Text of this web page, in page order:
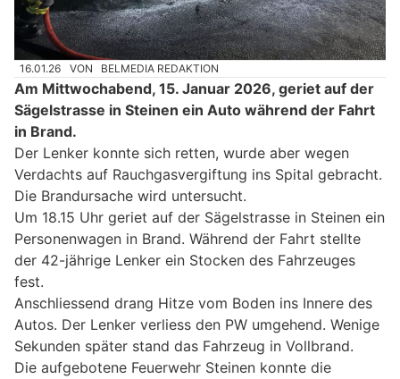
16.01.26 VON BELMEDIA REDAKTION
Am Mittwochabend, 15. Januar 2026, geriet auf der
Sägelstrasse in Steinen ein Auto während der Fahrt
in Brand.
Der Lenker konnte sich retten, wurde aber wegen
Verdachts auf Rauchgasvergiftung ins Spital gebracht.
Die Brandursache wird untersucht.
Um 18.15 Uhr geriet auf der Sägelstrasse in Steinen ein
Personenwagen in Brand. Während der Fahrt stellte
der 42-jährige Lenker ein Stocken des Fahrzeuges
fest.
Anschliessend drang Hitze vom Boden ins Innere des
Autos. Der Lenker verliess den PW umgehend. Wenige
Sekunden später stand das Fahrzeug in Vollbrand.
Die aufgebotene Feuerwehr Steinen konnte die